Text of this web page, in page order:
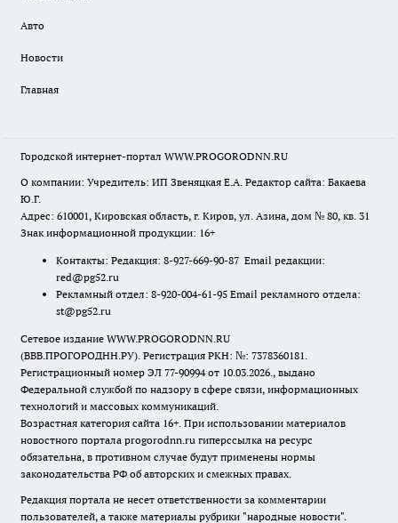
Авто
Новости
Главная
Городской интернет-портал WWW.PROGORODNN.RU
О компании: Учредитель: ИП Звеняцкая Е.А. Редактор сайта: Бакаева
Ю.Г.
Адрес: 610001, Кировская область, г. Киров, ул. Азина, дом № 80, кв. 31
Знак информационной продукции: 16+
Контакты: Редакция: 8-927-669-90-87 Email редакции:
red@pg52.ru
Рекламный отдел: 8-920-004-61-95 Email рекламного отдела:
st@pg52.ru
Сетевое издание WWW.PROGORODNN.RU
(ВВВ.ПРОГОРОДНН.РУ). Регистрация РКН: №: 7378360181.
Регистрационный номер ЭЛ 77-90994 от 10.03.2026., выдано
Федеральной службой по надзору в сфере связи, информационных
технологий и массовых коммуникаций.
Возрастная категория сайта 16+. При использовании материалов
новостного портала progorodnn.ru гиперссылка на ресурс
обязательна, в противном случае будут применены нормы
законодательства РФ об авторских и смежных правах.
Редакция портала не несет ответственности за комментарии
пользователей, а также материалы рубрики "народные новости".